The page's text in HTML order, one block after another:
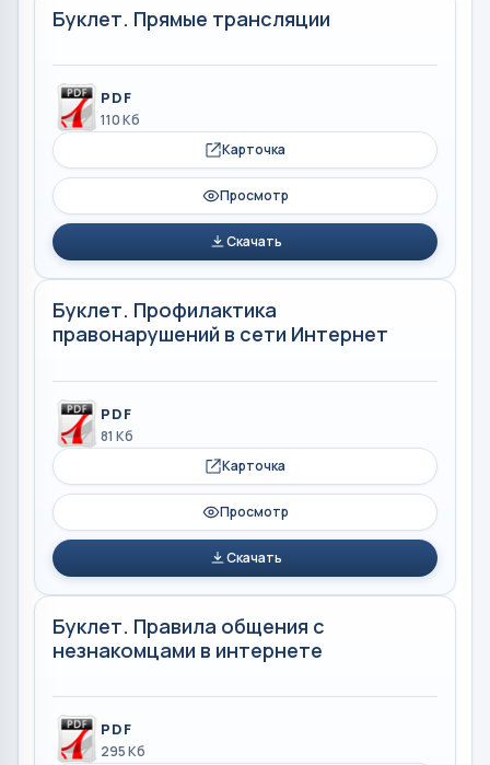
Буклет. Прямые трансляции
PDF
110 Кб
Карточка
Просмотр
Скачать
Буклет. Профилактика
правонарушений в сети Интернет
PDF
81 Кб
Карточка
Просмотр
Скачать
Буклет. Правила общения с
незнакомцами в интернете
PDF
295 Кб